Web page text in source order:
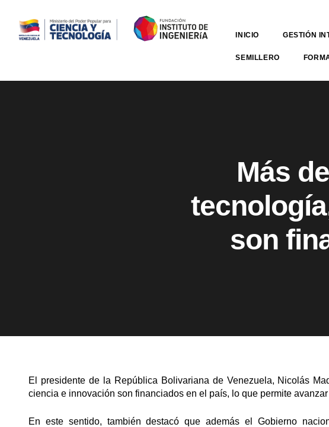
INICIO GESTIÓN
SEMILLERO
Más
son
El presidente de la República Bolivariana de Venezuela, Nicolás
ciencia e innovación son financiados en el país, lo que permite
En este sentido, también destacó que además el Gobierno